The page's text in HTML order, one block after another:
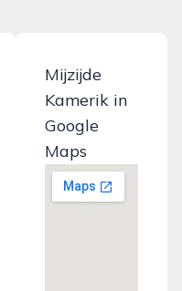
Mijzijde
Kamerik in
Google
Maps